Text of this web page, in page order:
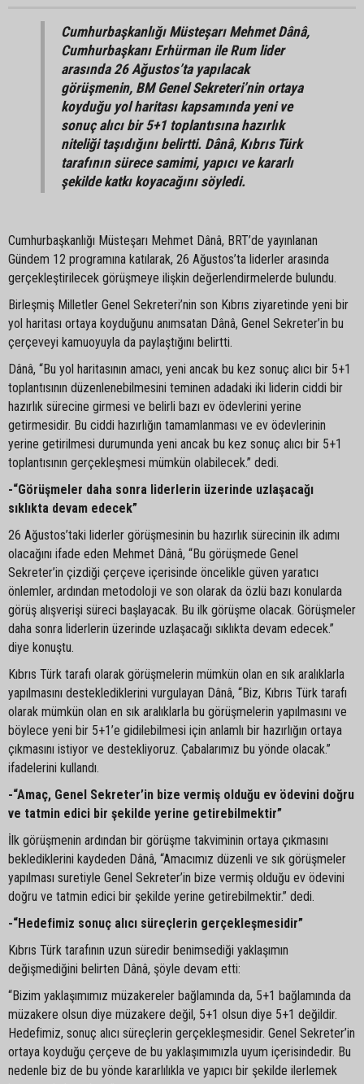
Cumhurbaşkanlığı Müsteşarı Mehmet Dânâ,
Cumhurbaşkanı Erhürman ile Rum lider
arasında 26 Ağustos’ta yapılacak
görüşmenin, BM Genel Sekreteri’nin ortaya
koyduğu yol haritası kapsamında yeni ve
sonuç alıcı bir 5+1 toplantısına hazırlık
niteliği taşıdığını belirtti. Dânâ, Kıbrıs Türk
tarafının sürece samimi, yapıcı ve kararlı
şekilde katkı koyacağını söyledi.
Cumhurbaşkanlığı Müsteşarı Mehmet Dânâ, BRT’de yayınlanan
Gündem 12 programına katılarak, 26 Ağustos’ta liderler arasında
gerçekleştirilecek görüşmeye ilişkin değerlendirmelerde bulundu.
Birleşmiş Milletler Genel Sekreteri’nin son Kıbrıs ziyaretinde yeni bir
yol haritası ortaya koyduğunu anımsatan Dânâ, Genel Sekreter’in bu
çerçeveyi kamuoyuyla da paylaştığını belirtti.
Dânâ, “Bu yol haritasının amacı, yeni ancak bu kez sonuç alıcı bir 5+1
toplantısının düzenlenebilmesini teminen adadaki iki liderin ciddi bir
hazırlık sürecine girmesi ve belirli bazı ev ödevlerini yerine
getirmesidir. Bu ciddi hazırlığın tamamlanması ve ev ödevlerinin
yerine getirilmesi durumunda yeni ancak bu kez sonuç alıcı bir 5+1
toplantısının gerçekleşmesi mümkün olabilecek.” dedi.
-“Görüşmeler daha sonra liderlerin üzerinde uzlaşacağı
sıklıkta devam edecek”
26 Ağustos’taki liderler görüşmesinin bu hazırlık sürecinin ilk adımı
olacağını ifade eden Mehmet Dânâ, “Bu görüşmede Genel
Sekreter’in çizdiği çerçeve içerisinde öncelikle güven yaratıcı
önlemler, ardından metodoloji ve son olarak da özlü bazı konularda
görüş alışverişi süreci başlayacak. Bu ilk görüşme olacak. Görüşmeler
daha sonra liderlerin üzerinde uzlaşacağı sıklıkta devam edecek.”
diye konuştu.
Kıbrıs Türk tarafı olarak görüşmelerin mümkün olan en sık aralıklarla
yapılmasını desteklediklerini vurgulayan Dânâ, “Biz, Kıbrıs Türk tarafı
olarak mümkün olan en sık aralıklarla bu görüşmelerin yapılmasını ve
böylece yeni bir 5+1’e gidilebilmesi için anlamlı bir hazırlığın ortaya
çıkmasını istiyor ve destekliyoruz. Çabalarımız bu yönde olacak.”
ifadelerini kullandı.
-“Amaç, Genel Sekreter’in bize vermiş olduğu ev ödevini doğru
ve tatmin edici bir şekilde yerine getirebilmektir”
İlk görüşmenin ardından bir görüşme takviminin ortaya çıkmasını
beklediklerini kaydeden Dânâ, “Amacımız düzenli ve sık görüşmeler
yapılması suretiyle Genel Sekreter’in bize vermiş olduğu ev ödevini
doğru ve tatmin edici bir şekilde yerine getirebilmektir.” dedi.
-“Hedefimiz sonuç alıcı süreçlerin gerçekleşmesidir”
Kıbrıs Türk tarafının uzun süredir benimsediği yaklaşımın
değişmediğini belirten Dânâ, şöyle devam etti:
“Bizim yaklaşımımız müzakereler bağlamında da, 5+1 bağlamında da
müzakere olsun diye müzakere değil, 5+1 olsun diye 5+1 değildir.
Hedefimiz, sonuç alıcı süreçlerin gerçekleşmesidir. Genel Sekreter’in
ortaya koyduğu çerçeve de bu yaklaşımımızla uyum içerisindedir. Bu
nedenle biz de bu yönde kararlılıkla ve yapıcı bir şekilde ilerlemek